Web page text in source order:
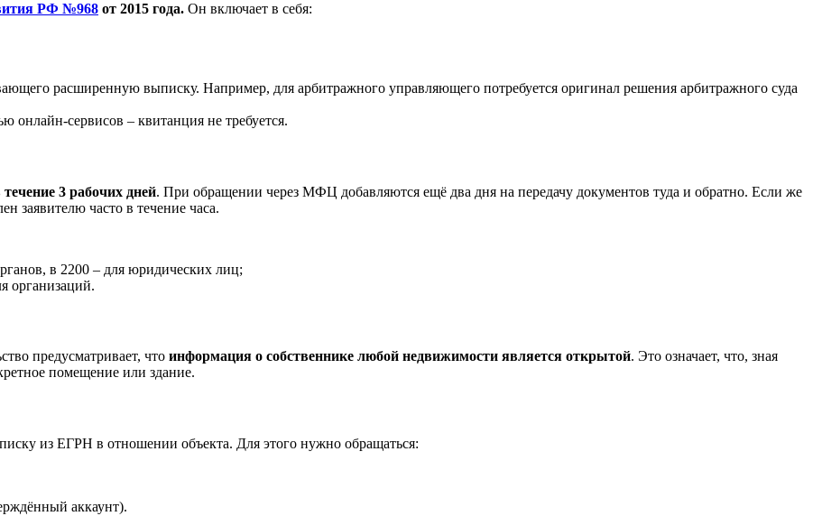
РФ №968 от 2015 года. Он включает в себя:
расширенную выписку. Например, для арбитражного управляющего потребуется оригинал решения арбитражного суда
онлайн-сервисов – квитанция не требуется.
3 рабочих дней. При обращении через МФЦ добавляются ещё два дня на передачу документов туда и обратно. Если же
заявителю часто в течение часа.
в 2200 – для юридических лиц;
организаций.
предусматривает, что информация о собственнике любой недвижимости является открытой. Это означает, что, зная
помещение или здание.
из ЕГРН в отношении объекта. Для этого нужно обращаться:
аккаунт).